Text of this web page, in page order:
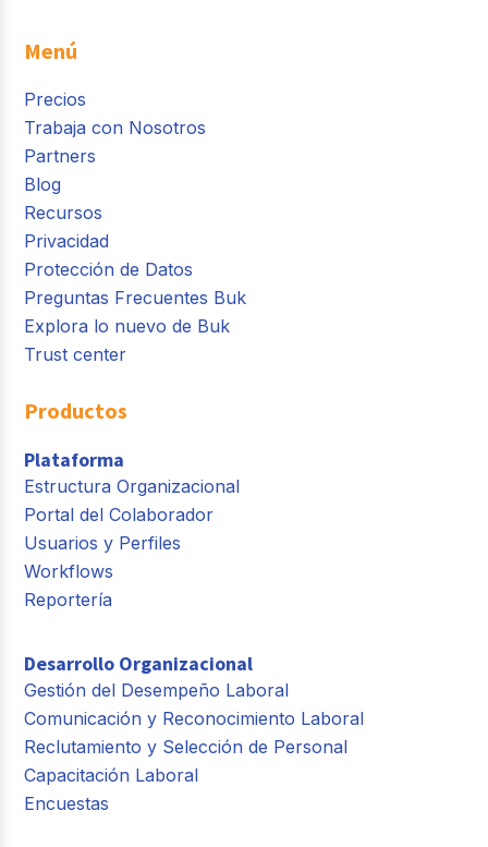
Menú
Precios
Trabaja con Nosotros
Partners
Blog
Recursos
Privacidad
Protección de Datos
Preguntas Frecuentes Buk
Explora lo nuevo de Buk
Trust center
Productos
Plataforma
Estructura Organizacional
Portal del Colaborador
Usuarios y Perfiles
Workflows
Reportería
Desarrollo Organizacional
Gestión del Desempeño Laboral
Comunicación y Reconocimiento Laboral
Reclutamiento y Selección de Personal
Capacitación Laboral
Encuestas